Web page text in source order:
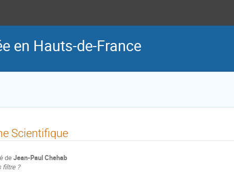
en Hauts-de-France
Scientifique
deJean-Paul Chehab
filtre ?